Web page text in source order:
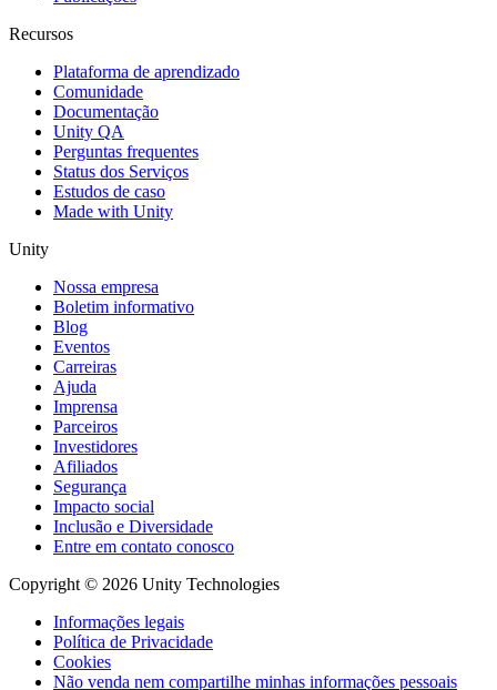
Recursos
Plataforma de aprendizado
Comunidade
Documentação
Unity QA
Perguntas frequentes
Status dos Serviços
Estudos de caso
Made with Unity
Unity
Nossa empresa
Boletim informativo
Blog
Eventos
Carreiras
Ajuda
Imprensa
Parceiros
Investidores
Afiliados
Segurança
Impacto social
Inclusão e Diversidade
Entre em contato conosco
Copyright © 2026 Unity Technologies
Informações legais
Política de Privacidade
Cookies
Não venda nem compartilhe minhas informações pessoais